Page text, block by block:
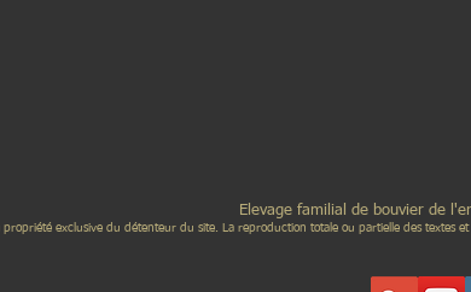
de bouvier de l'entlebuch - Des
exclusive du détenteur du site. La reproduction totale ou partielle des textes